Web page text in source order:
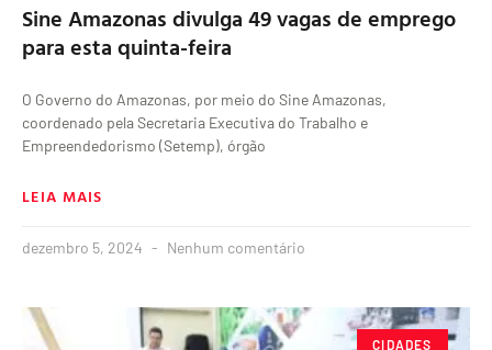
Sine Amazonas divulga 49 vagas de emprego
para esta quinta-feira
O Governo do Amazonas, por meio do Sine Amazonas,
coordenado pela Secretaria Executiva do Trabalho e
Empreendedorismo (Setemp), órgão
LEIA MAIS
dezembro 5, 2024 Nenhum comentário
CIDADES